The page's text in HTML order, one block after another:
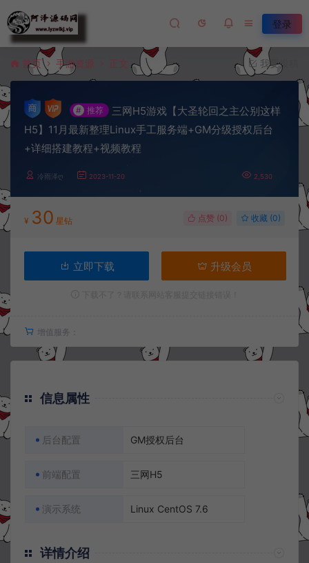
登录
首页 手游资源 正文 我要投稿
# 推荐
三网H5游戏【大圣轮回之主公别这样
H5】11月最新整理Linux手工服务端+GM分级授权后台
+详细搭建教程+视频教程
冷雨泽ღ 2023-11-20 2,530
¥ 30 星钻 点赞 (0) 收藏 (0)
立即下载 升级会员
增值服务：
信息属性
后台配置 GM授权后台
前端配置 三网H5
演示系统 Linux CentOS 7.6
详情介绍